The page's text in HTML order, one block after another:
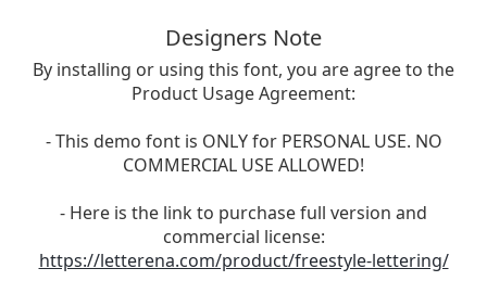
Designers Note
By installing or using this font, you are agree to the
Product Usage Agreement:
- This demo font is ONLY for PERSONAL USE. NO
COMMERCIAL USE ALLOWED!
- Here is the link to purchase full version and
commercial license:
https://letterena.com/product/freestyle-lettering/